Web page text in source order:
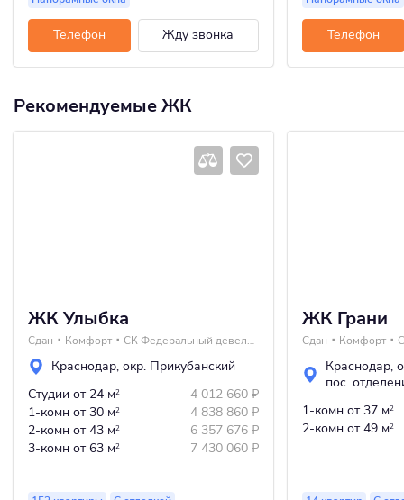
Телефон Жду звонка Телефон
Рекомендуемые ЖК
ЖК Улыбка
Сдан Комфорт СК Федеральный девелопер Неометрия
Краснодар, окр. Прикубанский
Студии от 24 м2 4 012 660 ₽
1-комн от 30 м2 4 838 860 ₽
2-комн от 43 м2 6 357 676 ₽
3-комн от 63 м2 7 430 060 ₽
ЖК Грани
Сдан Комфорт
Краснодар,
пос.
1-комн от 37 м2
2-комн от 49 м2